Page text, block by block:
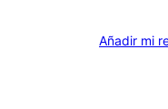
estrellas
de
Añadir mi